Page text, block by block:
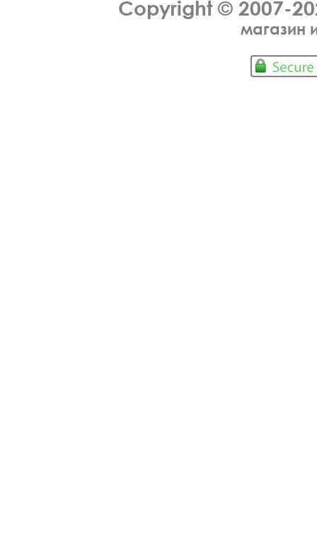
Copyright © 2007-
магазин